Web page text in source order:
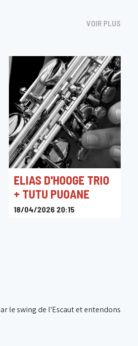
VOIR PLUS
ELIAS D'HOOGE TRIO
+ TUTU PUOANE
18/04/2026 20:15
le swing de l'Escaut et entendons